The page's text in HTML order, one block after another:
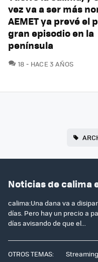
vez va a ser más
AEMET ya prevé el
gran episodio en la
península
18 COMENTARIOS
HACE 3 AÑOS
Noticias de calima
calima:Una dana va a
días. Pero hay un precio a
días avisando de que el...
OTROS TEMAS: Streaming